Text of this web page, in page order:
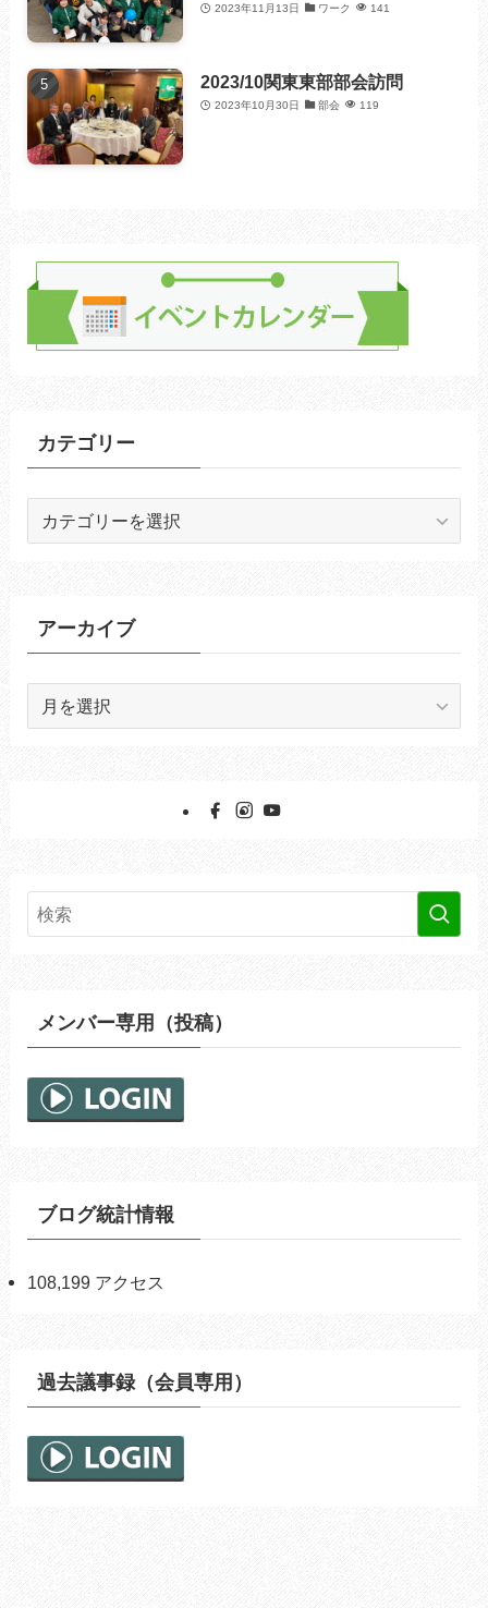
2023年11月13日 ワーク 141
2023/10関東東部部会訪問
2023年10月30日 部会 119
カテゴリー
ーアーカイブ
メンバー専用（投稿）
ブログ統計情報
108,199 アクセス
過去議事録（会員専用）